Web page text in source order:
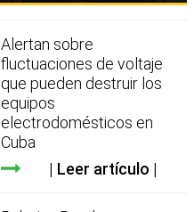
Alertan sobre
fluctuaciones de voltaje
que pueden destruir los
equipos
electrodomésticos en
Cuba
Leer artículo